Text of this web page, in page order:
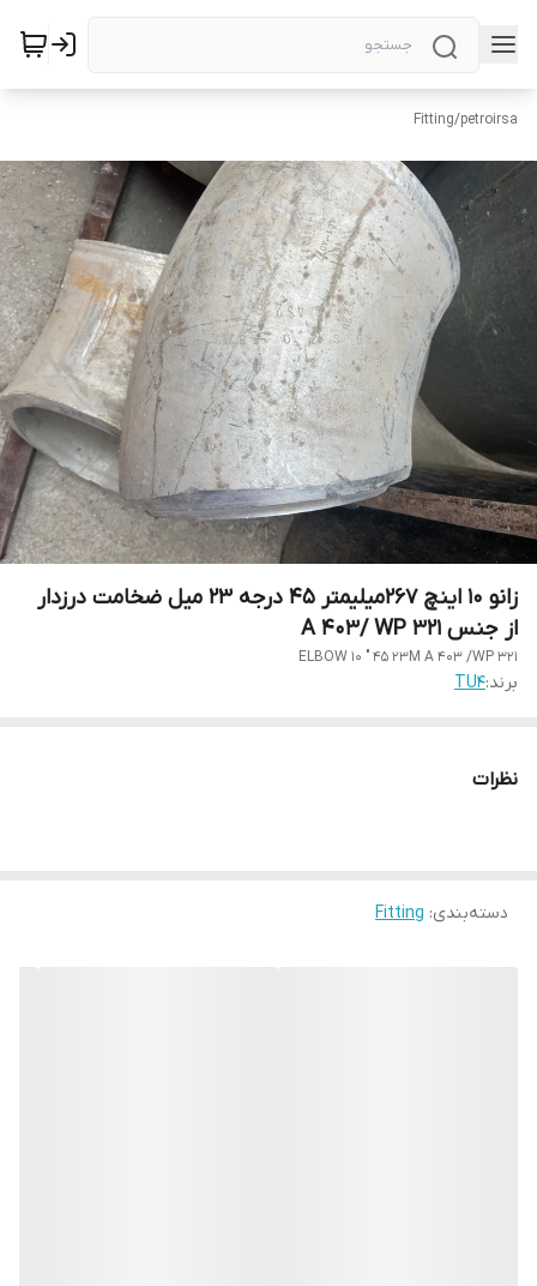
petroirsa
/
Fitting
زانو 10 اینچ ۲۶۷میلیمتر 45 درجه 23 میل ضخامت درزدار
از جنس A 403/ WP 321
ELBOW 10 " 45 23M A 403 /WP 321
برند:TU4
نظرات
دسته‌بندی:
Fitting